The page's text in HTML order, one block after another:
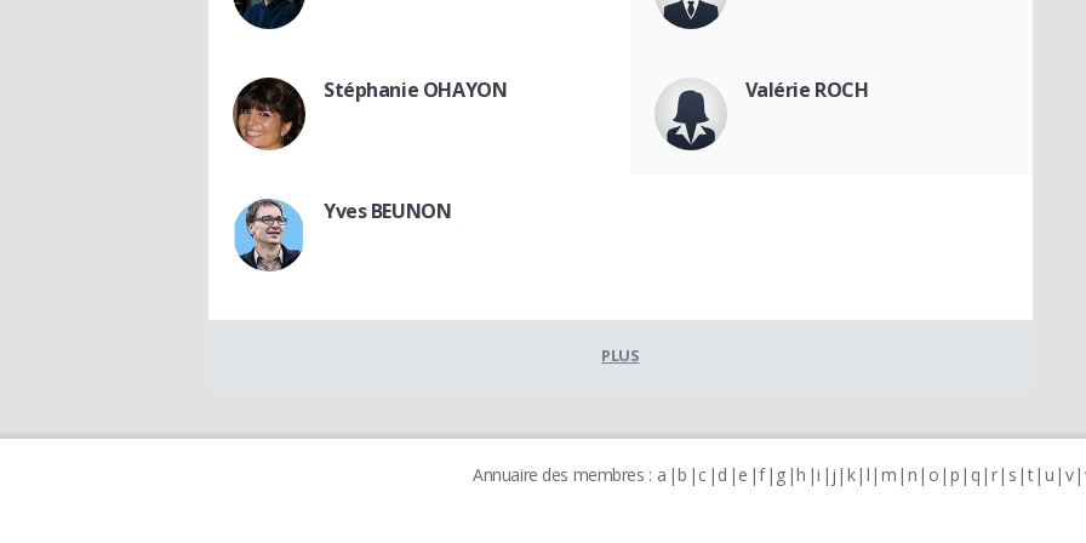
Stéphanie OHAYON Valérie ROCH
Yves BEUNON
PLUS
Annuaire des membres : a b c d e f g h i j k l m n o p q r s t u v